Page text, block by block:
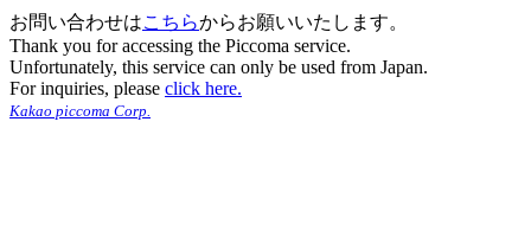
お問い合わせはこちらからお願いいたします。
Thank you for accessing the Piccoma service.
Unfortunately, this service can only be used from Japan.
For inquiries, please click here.
Kakao piccoma Corp.